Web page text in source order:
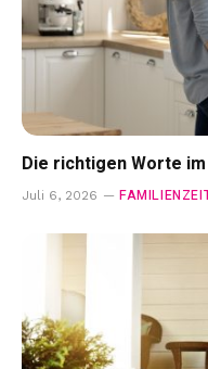
Die richtigen Worte
Juli 6, 2026